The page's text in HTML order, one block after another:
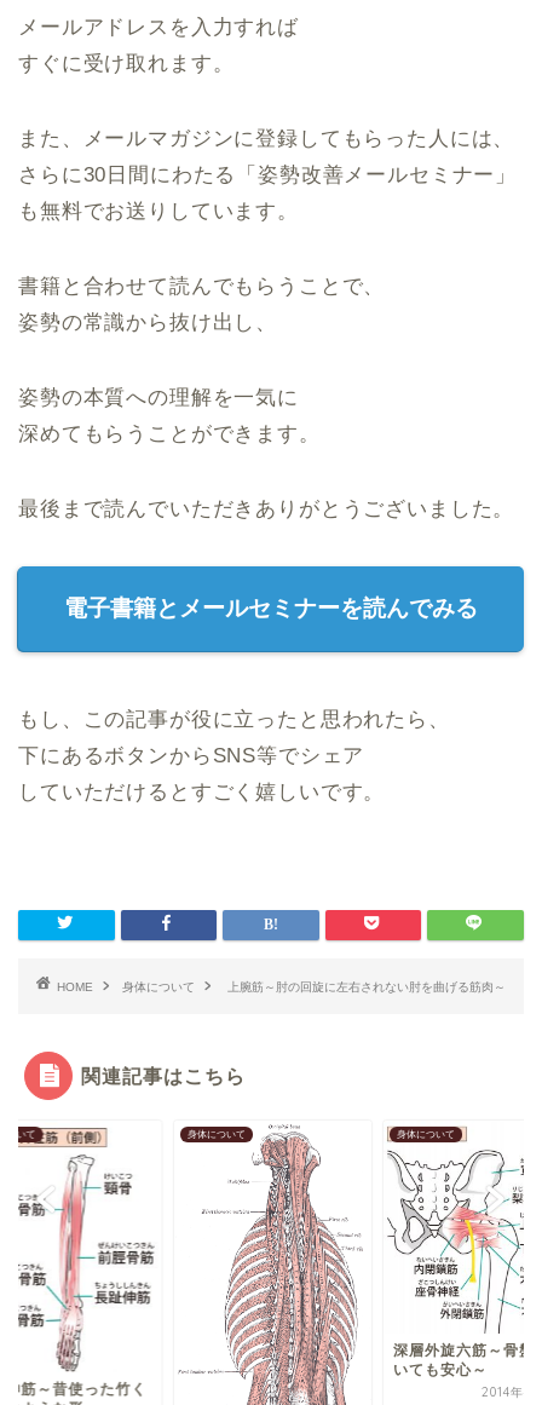
メールアドレスを入力すれば
すぐに受け取れます。
また、メールマガジンに登録してもらった人には、
さらに30日間にわたる「姿勢改善メールセミナー」
も無料でお送りしています。
書籍と合わせて読んでもらうことで、
姿勢の常識から抜け出し、
姿勢の本質への理解を一気に
深めてもらうことができます。
最後まで読んでいただきありがとうございました。
電子書籍とメールセミナーを読んでみる
もし、この記事が役に立ったと思われたら、
下にあるボタンからSNS等でシェア
していただけるとすごく嬉しいです。
HOME 身体について 上腕筋～肘の回旋に左右されない肘を曲げる筋肉～
関連記事はこちら
ついて 身体について
深層外旋六筋～骨盤が傾
いても安心～
2014年4月14日
身体について
横突間筋・棘間筋～
を1つ1つつなぐセメ
的存在～
2014年4